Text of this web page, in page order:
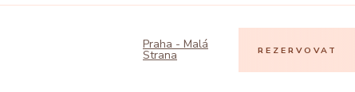
Praha - Malá
Strana REZERVOVAT